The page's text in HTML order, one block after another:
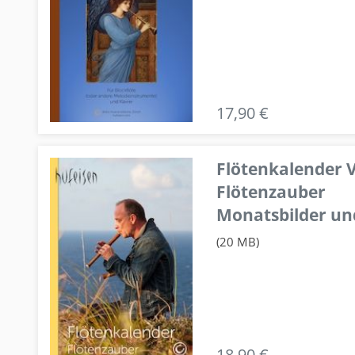
17,90 €
Flötenkalender
Flötenzauber
Monatsbilder
(20 MB)